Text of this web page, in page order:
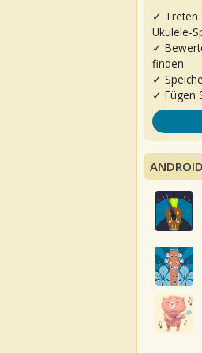
✓ Treten
Ukulele-
✓
finden
✓
✓ Fügen